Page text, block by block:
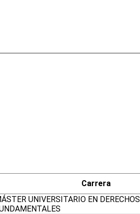
Carrera
UNIVERSITARIO EN DERECHOS